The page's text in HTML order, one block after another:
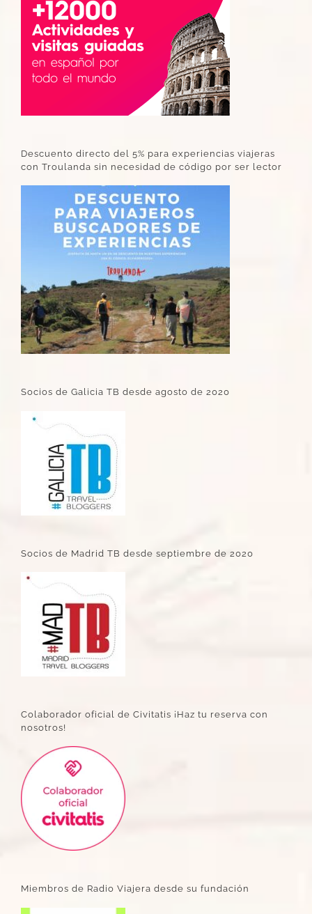
Descuento directo del 5% para experiencias viajeras
con Troulanda sin necesidad de código por ser lector
Socios de Galicia TB desde agosto de 2020
Socios de Madrid TB desde septiembre de 2020
Colaborador oficial de Civitatis ¡Haz tu reserva con
nosotros!
Miembros de Radio Viajera desde su fundación